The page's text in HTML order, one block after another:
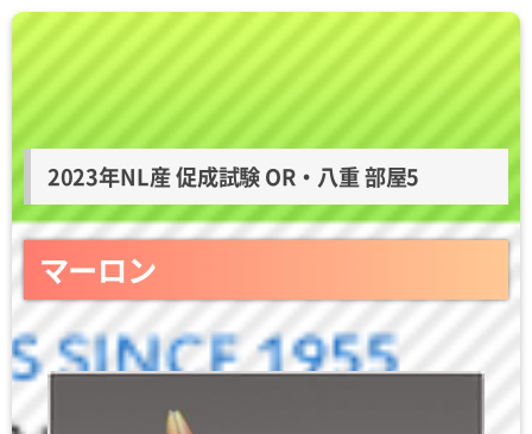
2023年NL産 促成試験 OR・八重 部屋5
マーロン